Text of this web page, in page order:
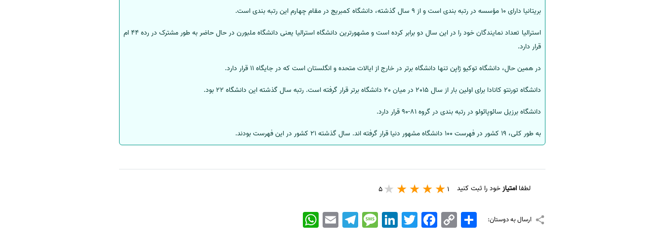
بریتانیا دارای 10 مؤسسه در رتبه بندی است و از 9 سال گذشته، دانشگاه کمبریج در مقام چهارم این رتبه بندی است.
استرالیا تعداد نمایندگان خود را در این سال دو برابر کرده است و مشهورترین دانشگاه استرالیا یعنی دانشگاه ملبورن در حال حاضر به طور مشترک در رده 44 ام
قرار دارد.
در همین حال، دانشگاه توکیو ژاپن تنها دانشگاه برتر در خارج از ایالات متحده و انگلستان است که در جایگاه 11 قرار دارد.
دانشگاه تورنتو کانادا برای اولین بار از سال 2015 در میان 20 دانشگاه برتر قرار گرفته است. رتبه سال گذشته این دانشگاه 22 بود.
دانشگاه برزیل سائوپائولو در رتبه بندی در گروه 81-90 قرار دارد.
به طور کلی، 19 کشور در فهرست 100 دانشگاه مشهور دنیا قرار گرفته اند. سال گذشته 21 کشور در این فهرست بودند.
لطفاامتیازخود را ثبت کنید 1
5
ارسال به دوستان: WhatsApp EmailTelegramMessageLinkedInTwitterFacebook Copy
Link
اشتراک